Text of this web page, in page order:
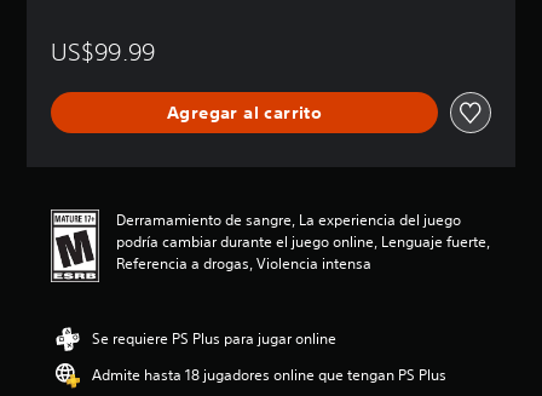
c
i
c
o
s
US$99.99
Agregar al carrito
Derramamiento de sangre, La experiencia del juego
podría cambiar durante el juego online, Lenguaje fuerte,
Referencia a drogas, Violencia intensa
Se requiere PS Plus para jugar online
Admite hasta 18 jugadores online que tengan PS Plus